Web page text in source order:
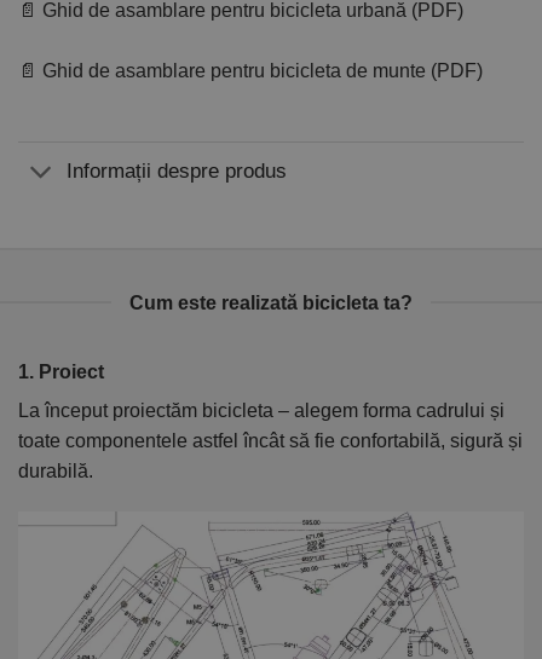
📄 Ghid de asamblare pentru bicicleta urbană (PDF)
📄 Ghid de asamblare pentru bicicleta de munte (PDF)
Informații despre produs
Cum este realizată bicicleta ta?
1. Proiect
La început proiectăm bicicleta – alegem forma cadrului și
toate componentele astfel încât să fie confortabilă, sigură și
durabilă.